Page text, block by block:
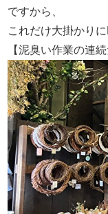
ですから、
これだけ大掛かり
【泥臭い作業の連